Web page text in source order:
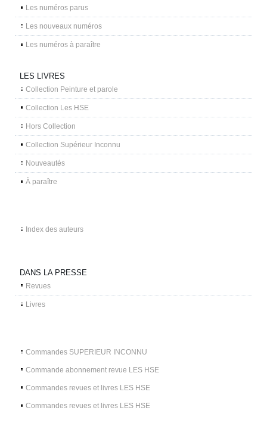
Les numéros parus
Les nouveaux numéros
Les numéros à paraître
LES LIVRES
Collection Peinture et parole
Collection Les HSE
Hors Collection
Collection Supérieur Inconnu
Nouveautés
À paraître
Index des auteurs
DANS LA PRESSE
Revues
Livres
Commandes SUPERIEUR INCONNU
Commande abonnement revue LES HSE
Commandes revues et livres LES HSE
Commandes revues et livres LES HSE